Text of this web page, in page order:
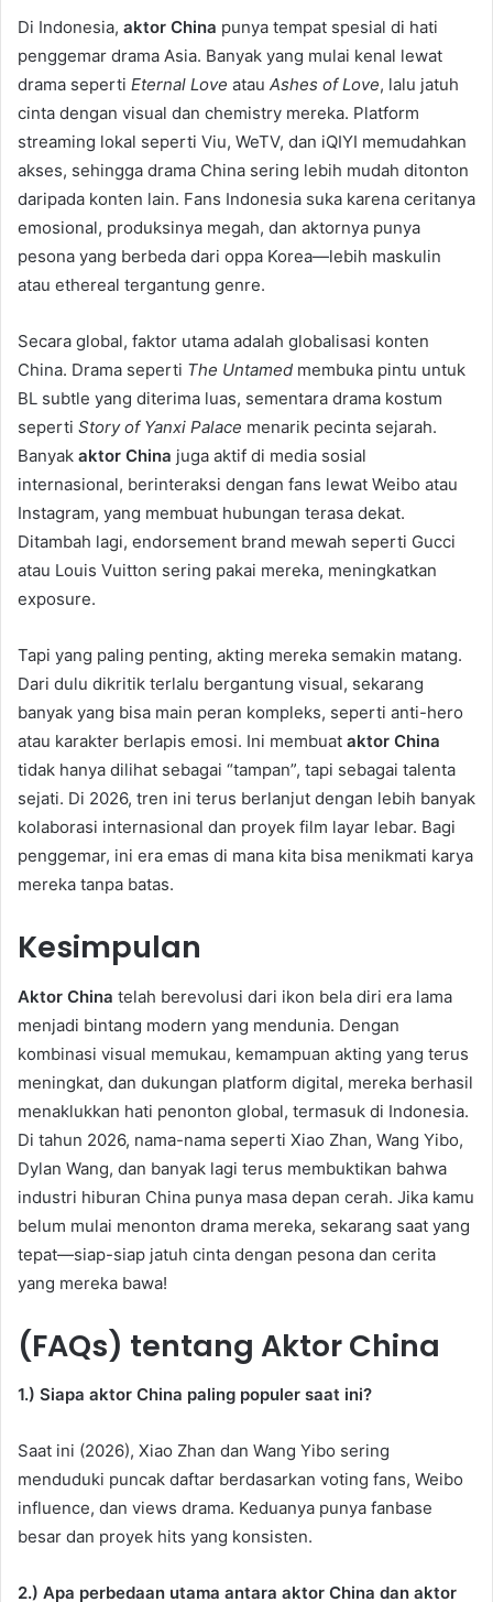
Di Indonesia, aktor China punya tempat spesial di hati
penggemar drama Asia. Banyak yang mulai kenal lewat
drama seperti Eternal Love atau Ashes of Love, lalu jatuh
cinta dengan visual dan chemistry mereka. Platform
streaming lokal seperti Viu, WeTV, dan iQIYI memudahkan
akses, sehingga drama China sering lebih mudah ditonton
daripada konten lain. Fans Indonesia suka karena ceritanya
emosional, produksinya megah, dan aktornya punya
pesona yang berbeda dari oppa Korea—lebih maskulin
atau ethereal tergantung genre.
Secara global, faktor utama adalah globalisasi konten
China. Drama seperti The Untamed membuka pintu untuk
BL subtle yang diterima luas, sementara drama kostum
seperti Story of Yanxi Palace menarik pecinta sejarah.
Banyak aktor China juga aktif di media sosial
internasional, berinteraksi dengan fans lewat Weibo atau
Instagram, yang membuat hubungan terasa dekat.
Ditambah lagi, endorsement brand mewah seperti Gucci
atau Louis Vuitton sering pakai mereka, meningkatkan
exposure.
Tapi yang paling penting, akting mereka semakin matang.
Dari dulu dikritik terlalu bergantung visual, sekarang
banyak yang bisa main peran kompleks, seperti anti-hero
atau karakter berlapis emosi. Ini membuat aktor China
tidak hanya dilihat sebagai “tampan”, tapi sebagai talenta
sejati. Di 2026, tren ini terus berlanjut dengan lebih banyak
kolaborasi internasional dan proyek film layar lebar. Bagi
penggemar, ini era emas di mana kita bisa menikmati karya
mereka tanpa batas.
Kesimpulan
Aktor China telah berevolusi dari ikon bela diri era lama
menjadi bintang modern yang mendunia. Dengan
kombinasi visual memukau, kemampuan akting yang terus
meningkat, dan dukungan platform digital, mereka berhasil
menaklukkan hati penonton global, termasuk di Indonesia.
Di tahun 2026, nama-nama seperti Xiao Zhan, Wang Yibo,
Dylan Wang, dan banyak lagi terus membuktikan bahwa
industri hiburan China punya masa depan cerah. Jika kamu
belum mulai menonton drama mereka, sekarang saat yang
tepat—siap-siap jatuh cinta dengan pesona dan cerita
yang mereka bawa!
(FAQs) tentang Aktor China
1.) Siapa aktor China paling populer saat ini?
Saat ini (2026), Xiao Zhan dan Wang Yibo sering
menduduki puncak daftar berdasarkan voting fans, Weibo
influence, dan views drama. Keduanya punya fanbase
besar dan proyek hits yang konsisten.
2.) Apa perbedaan utama antara aktor China dan aktor